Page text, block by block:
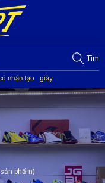
Tìm
nhân tạo
giày
quần áo bóng đá
giày
phẩm)